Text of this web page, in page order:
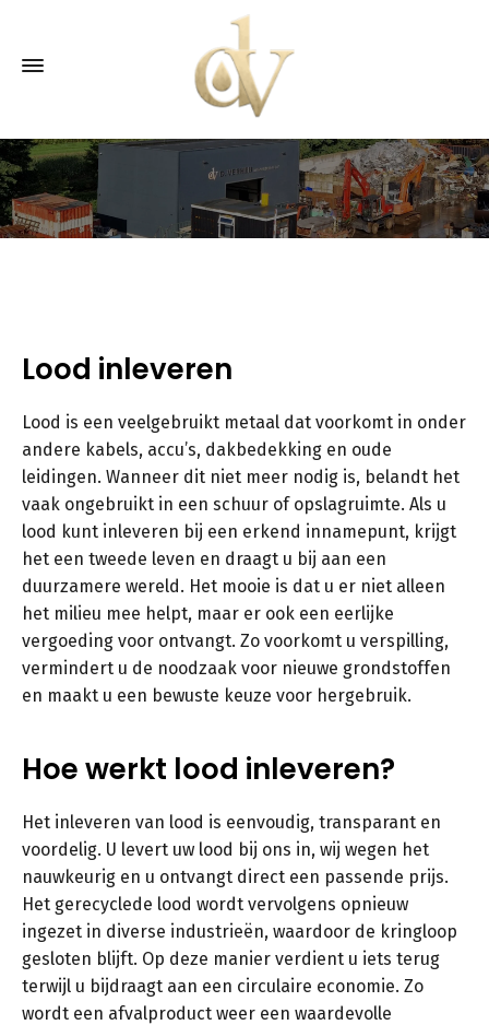
Lood inleveren
Lood is een veelgebruikt metaal dat voorkomt in onder
andere kabels, accu’s, dakbedekking en oude
leidingen. Wanneer dit niet meer nodig is, belandt het
vaak ongebruikt in een schuur of opslagruimte. Als u
lood kunt inleveren bij een erkend innamepunt, krijgt
het een tweede leven en draagt u bij aan een
duurzamere wereld. Het mooie is dat u er niet alleen
het milieu mee helpt, maar er ook een eerlijke
vergoeding voor ontvangt. Zo voorkomt u verspilling,
vermindert u de noodzaak voor nieuwe grondstoffen
en maakt u een bewuste keuze voor hergebruik.
Hoe werkt lood inleveren?
Het inleveren van lood is eenvoudig, transparant en
voordelig. U levert uw lood bij ons in, wij wegen het
nauwkeurig en u ontvangt direct een passende prijs.
Het gerecyclede lood wordt vervolgens opnieuw
ingezet in diverse industrieën, waardoor de kringloop
gesloten blijft. Op deze manier verdient u iets terug
terwijl u bijdraagt aan een circulaire economie. Zo
wordt een afvalproduct weer een waardevolle